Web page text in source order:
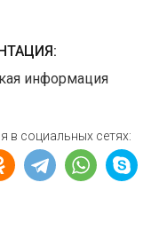
информация
в социальных сетях: